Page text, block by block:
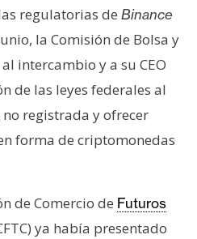
regulatorias de Binance
la Comisión de Bolsa y
intercambio y a su CEO
de las leyes federales al
registrada y ofrecer
forma de criptomonedas
de Comercio de Futuros
ya había presentado